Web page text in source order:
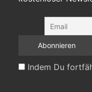
Indem Du